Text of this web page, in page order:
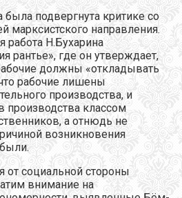
была подвергнута критике со
марксистского направления.
работа Н.Бухарина
рантье», где он утверждает,
должны «откладывать
рабочие лишены
производства, и
производства классом
а отнюдь не
возникновения
социальной стороны
внимание на